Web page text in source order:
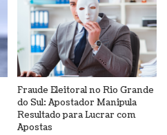
Fraude Eleitoral no Rio Grande
do Sul: Apostador Manipula
Resultado para Lucrar com
Apostas